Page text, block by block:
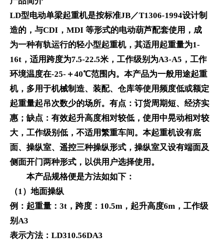
LD型电动单梁起重机是按标准JB／T1306-1994设计制
造的，与CDI，MDI 等形式的电动葫芦配套使用，成
为一种有轨运行的轻小型起重机，其适用起重量为1-
16t，适用跨度为7.5-22.5米，工作级别为A3-A5，工作
环境温度在-25-＋40℃范围内。本产品为一般用途起重
机，多用于机械制造、装配、仓库等使用频度低或额定
起重量起吊次数少的场所。有点：订货周期短、经济实
惠；缺点：有效起升高度相对较低，使用中晃动相对较
大，工作级别低，不适用繁重车间。本起重机设有底
面、操纵室、遥控三种操纵形式，操纵室又设有端面及
侧面开门两种形式，以供用户选择使用。
本产品规格便是方法如如下：
（1）地面操纵
例：起重量：3t，跨度：10.5m，起升高度6m，工作级
别A3
表示方法：LD310.56DA3